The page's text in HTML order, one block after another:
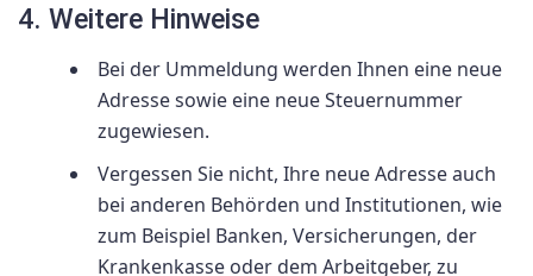
4. Weitere Hinweise
Bei der Ummeldung werden Ihnen eine neue
Adresse sowie eine neue Steuernummer
zugewiesen.
Vergessen Sie nicht, Ihre neue Adresse auch
bei anderen Behörden und Institutionen, wie
zum Beispiel Banken, Versicherungen, der
Krankenkasse oder dem Arbeitgeber, zu